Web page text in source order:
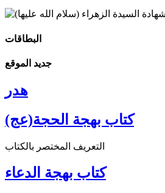
البطاقات
جديد الموقع
هدر
كتاب بهجة الحجة(عج)
التعريف المختصر بالكتاب
كتاب بهجة الدعاء